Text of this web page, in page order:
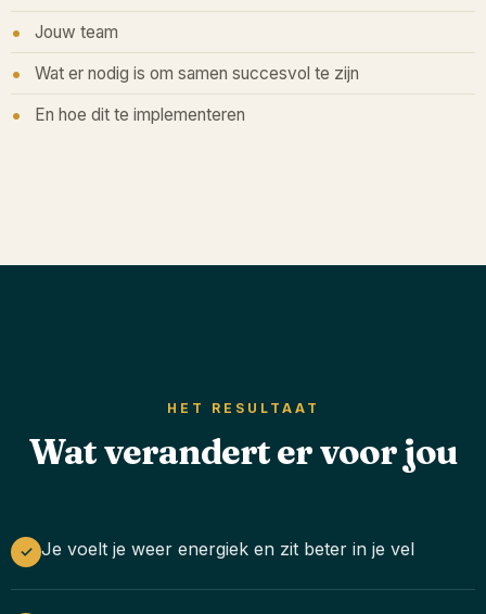
Jouw team
Wat er nodig is om samen succesvol te zijn
En hoe dit te implementeren
HET RESULTAAT
Wat verandert er voor jou
✓ Je voelt je weer energiek en zit beter in je vel